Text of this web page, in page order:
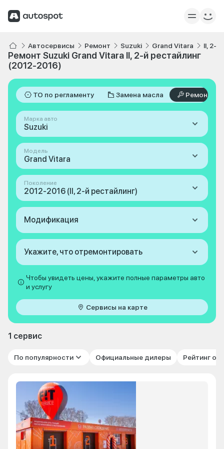
Автосервисы Ремонт Suzuki Grand Vitara II, 2-й
Ремонт Suzuki Grand Vitara II, 2-й рестайлинг
(2012-2016)
ТО по регламенту Замена масла Ремонт
Марка авто
Suzuki
Модель
Grand Vitara
Поколение
2012-2016 (II, 2-й рестайлинг)
Модификация
Укажите, что отремонтировать
Чтобы увидеть цены, укажите полные параметры авто
и услугу
Сервисы на карте
1 сервис
По популярности Официальные дилеры Рейтинг